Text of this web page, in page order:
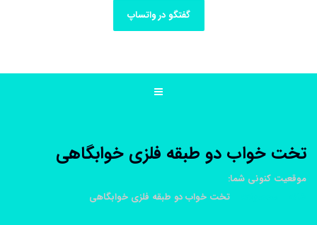
گفتگو در واتساپ
تخت خواب دو طبقه فلزی خوابگاهی
موقعیت کنونی شما:
تخت خواب دو طبقه فلزی خوابگاهی